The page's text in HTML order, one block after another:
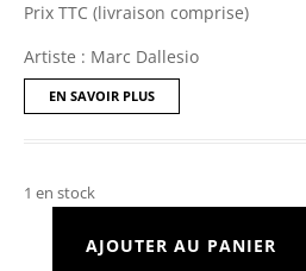
Prix TTC (livraison comprise)
Artiste : Marc Dallesio
EN SAVOIR PLUS
1 en stock
quantité
AJOUTER AU PANIER